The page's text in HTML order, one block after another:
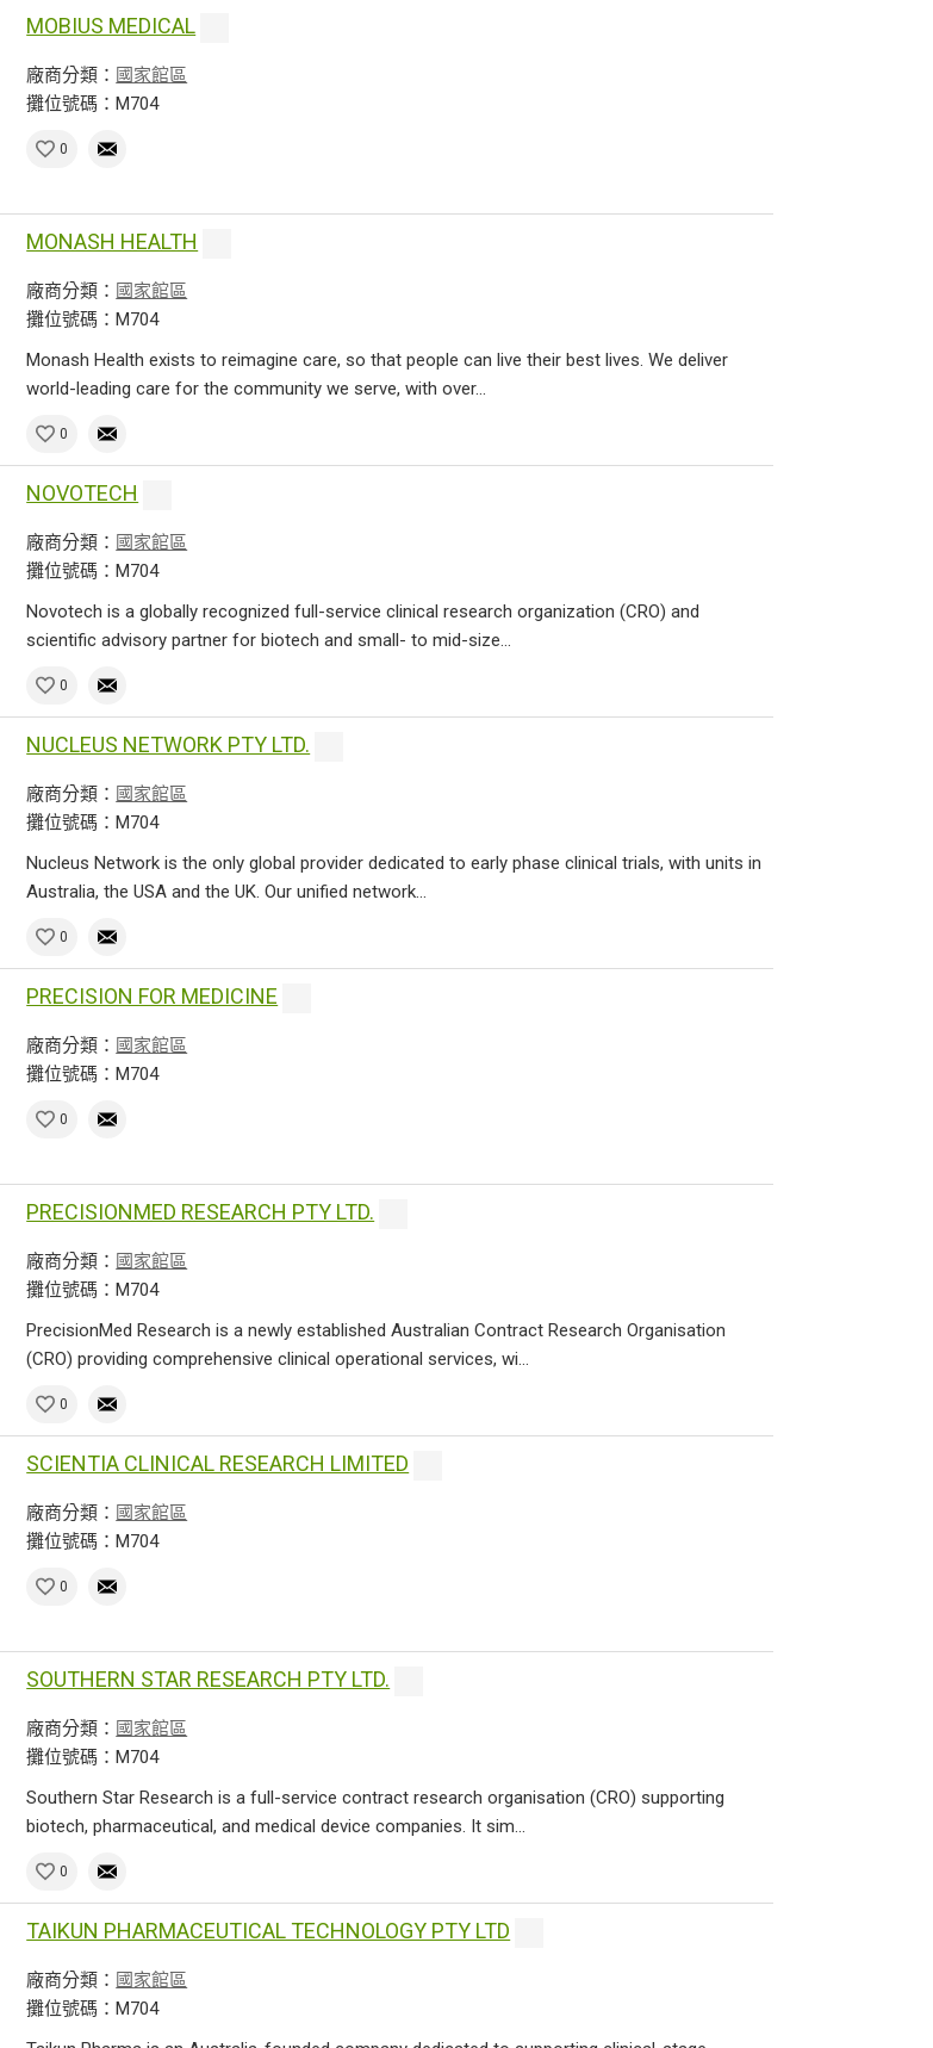
MOBIUS MEDICAL
廠商分類： 國家館區
攤位號碼：M704
0
MONASH HEALTH
廠商分類： 國家館區
攤位號碼：M704
Monash Health exists to reimagine care, so that people can live their best lives. We deliver
world-leading care for the community we serve, with over...
0
NOVOTECH
廠商分類： 國家館區
攤位號碼：M704
Novotech is a globally recognized full-service clinical research organization (CRO) and
scientific advisory partner for biotech and small- to mid-size...
0
NUCLEUS NETWORK PTY LTD.
廠商分類： 國家館區
攤位號碼：M704
Nucleus Network is the only global provider dedicated to early phase clinical trials, with units in
Australia, the USA and the UK. Our unified network...
0
PRECISION FOR MEDICINE
廠商分類： 國家館區
攤位號碼：M704
0
PRECISIONMED RESEARCH PTY LTD.
廠商分類： 國家館區
攤位號碼：M704
PrecisionMed Research is a newly established Australian Contract Research Organisation
(CRO) providing comprehensive clinical operational services, wi...
0
SCIENTIA CLINICAL RESEARCH LIMITED
廠商分類： 國家館區
攤位號碼：M704
0
SOUTHERN STAR RESEARCH PTY LTD.
廠商分類： 國家館區
攤位號碼：M704
Southern Star Research is a full-service contract research organisation (CRO) supporting
biotech, pharmaceutical, and medical device companies. It sim...
0
TAIKUN PHARMACEUTICAL TECHNOLOGY PTY LTD
廠商分類： 國家館區
攤位號碼：M704